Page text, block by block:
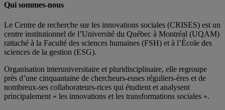
Qui sommes-nous
Le Centre de recherche sur les innovations sociales (CRISES) est un
centre institutionnel de l’Université du Québec à Montréal (UQAM)
rattaché à la Faculté des sciences humaines (FSH) et à l’École des
sciences de la gestion (ESG).
Organisation interuniversitaire et pluridisciplinaire, elle regroupe
près d’une cinquantaine de chercheurs-euses réguliers-ères et de
nombreux-ses collaborateurs-rices qui étudient et analysent
principalement « les innovations et les transformations sociales ».